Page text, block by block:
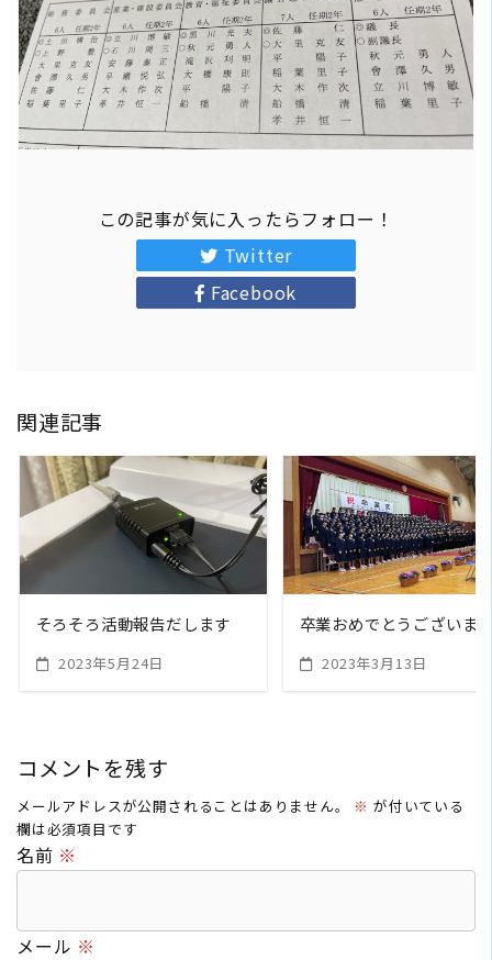
この記事が気に入ったらフォロー！
Twitter
Facebook
関連記事
READ MORE
そろそろ活動報告だします
2023年5月24日
READ MORE
卒業おめでとうございま
2023年3月13日
コメントを残す
メールアドレスが公開されることはありません。 ※ が付いている
欄は必須項目です
名前 ※
メール ※